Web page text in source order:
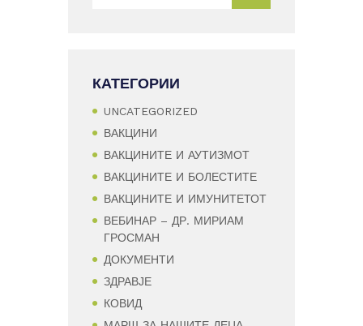
КАТЕГОРИИ
UNCATEGORIZED
ВАКЦИНИ
ВАКЦИНИТЕ И АУТИЗМОТ
ВАКЦИНИТЕ И БОЛЕСТИТЕ
ВАКЦИНИТЕ И ИМУНИТЕТОТ
ВЕБИНАР – ДР. МИРИАМ
ГРОСМАН
ДОКУМЕНТИ
ЗДРАВЈЕ
КОВИД